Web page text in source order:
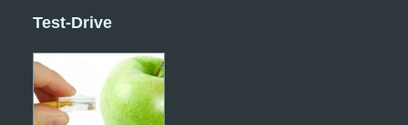
Test-Drive